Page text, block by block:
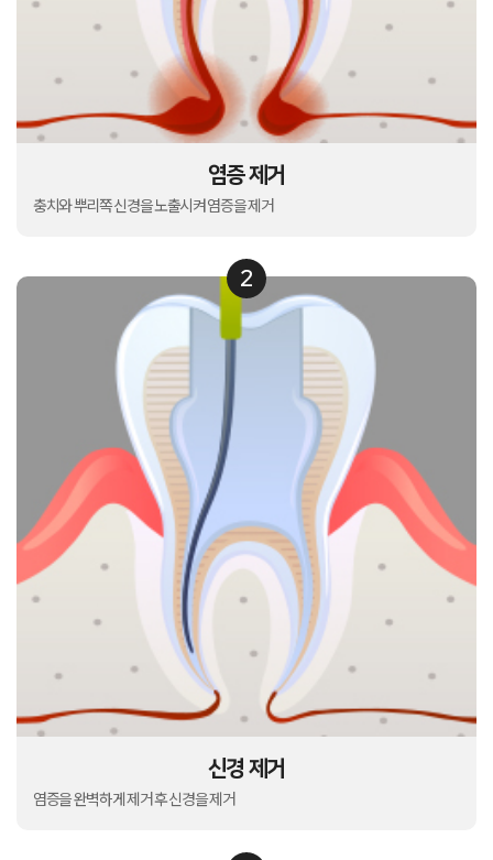
염증 제거
충치와 뿌리쪽 신경을 노출시켜 염증을 제거
2
신경 제거
염증을 완벽하게 제거 후 신경을 제거